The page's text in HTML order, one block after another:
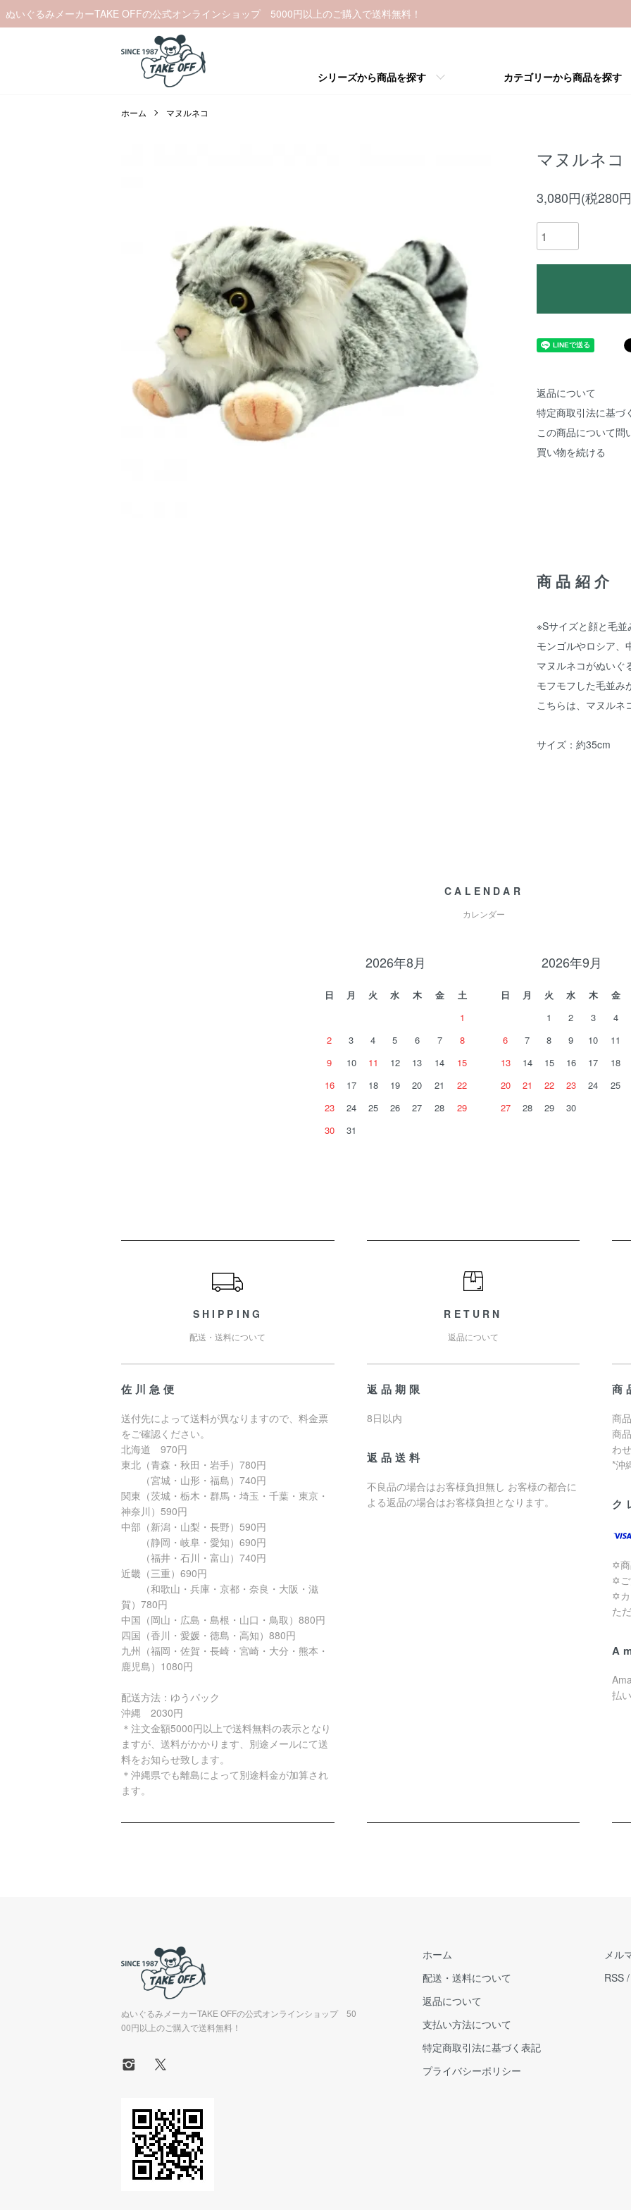
ぬいぐるみメーカーTAKE OFFの公式オンラインショップ 5000円以上のご購入で送料無料！
シリーズから商品を探す カテゴリーから商品を探す
ホーム マヌルネコ
マヌルネ
3,080円(税280
返品について
特定商取引法に基づ
この商品について問
買い物を続ける
商品紹介
※Sサイズと顔と毛並
モンゴルやロシア、
マヌルネコがぬいぐ
モフモフした毛並み
こちらは、マヌルネ
サイズ：約35cm
CALENDAR
カレンダー
2026年8月
日 月 火 水 木 金
土
1
2
3 4 5 6 7
8
9
10 11 12 13 14
15
16
17 18 19 20 21
22
23
24 25 26 27 28
29
30
31
2026年9月
日 月 火 水 木 金
1
2 3 4
6
7 8 9 10 11
13
14 15 16 17 18
20
21 22 23 24 25
27
28 29 30
SHIPPING
配送・送料について
佐川急便
送付先によって送料が異なりますので、料金票
をご確認ください。
北海道 970円
東北（青森・秋田・岩手）780円
（宮城・山形・福島）740円
関東（茨城・栃木・群馬・埼玉・千葉・東京・
神奈川）590円
中部（新潟・山梨・長野）590円
（静岡・岐阜・愛知）690円
（福井・石川・富山）740円
近畿（三重）690円
（和歌山・兵庫・京都・奈良・大阪・滋
賀）780円
中国（岡山・広島・島根・山口・鳥取）880円
四国（香川・愛媛・徳島・高知）880円
九州（福岡・佐賀・長崎・宮崎・大分・熊本・
鹿児島）1080円
配送方法：ゆうパック
沖縄 2030円
＊注文金額5000円以上で送料無料の表示となり
ますが、送料がかかります、別途メールにて送
料をお知らせ致します。
＊沖縄県でも離島によって別途料金が加算され
ます。
RETURN
返品について
返品期限
8日以内
返品送料
不良品の場合はお客様負担無し お客様の都合に
よる返品の場合はお客様負担となります。
商
商
商
わ
*沖
ク
✡商
✡ご
✡カ
た
払
ぬいぐるみメーカーTAKE OFFの公式オンラインショップ 50
00円以上のご購入で送料無料！
ホーム
配送・送料について
返品について
支払い方法について
特定商取引法に基づく表記
プライバシーポリシー
メル
RSS /